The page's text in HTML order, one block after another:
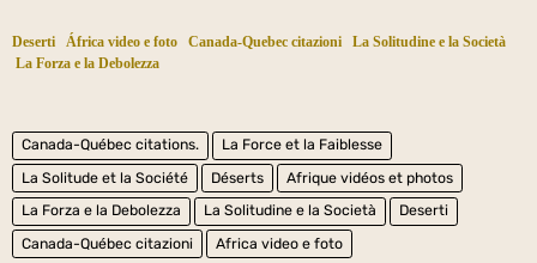
Deserti África video e foto Canada-Quebec citazioni
La Solitudine e la Società
La Forza e la Debolezza
Canada-Québec citations.
La Force et la Faiblesse
La Solitude et la Société
Déserts
Afrique vidéos et photos
La Forza e la Debolezza
La Solitudine e la Società
Deserti
Canada-Québec citazioni
Africa video e foto